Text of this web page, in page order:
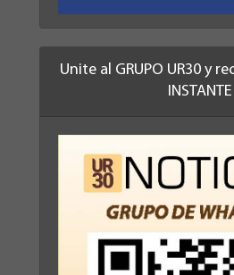
Unite al GRUPO UR30 y
INSTANTE